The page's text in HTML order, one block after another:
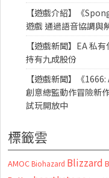
【遊戲介紹】《
遊戲 通過語音協調與
【遊戲新聞】EA 私
持有九成股份
【遊戲新聞】《
創意總監動作冒險新
試玩開放中
標籤雲
AMOC Biohazard Blizzard